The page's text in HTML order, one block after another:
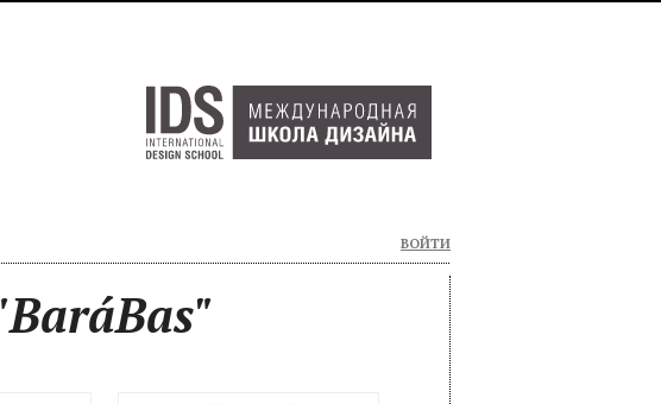
ВОЙТИ